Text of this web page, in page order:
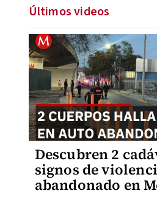
Últimos videos
Descubren 2
signos de
abandonado en